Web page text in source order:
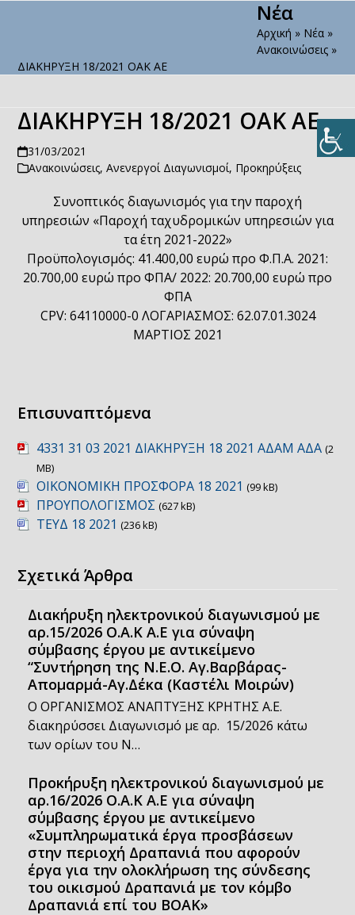
menu
menu
Νέα
Αρχική » Νέα»
Ανακοινώσεις»
ΔΙΑΚΗΡΥΞΗ 18/2021 ΟΑΚ ΑΕ
ΔΙΑΚΗΡΥΞΗ 18/2021 ΟΑΚ ΑΕ
31/03/2021
Ανακοινώσεις,Ανενεργοί Διαγωνισμοί, Προκηρύξεις
Συνοπτικός διαγωνισμός για την παροχή
υπηρεσιών «Παροχή ταχυδρομικών υπηρεσιών για
τα έτη 2021-2022»
Προϋπολογισμός: 41.400,00 ευρώ προ Φ.Π.Α. 2021:
20.700,00 ευρώ προ ΦΠΑ/ 2022: 20.700,00 ευρώ προ
ΦΠΑ
CPV: 64110000-0 ΛΟΓΑΡΙΑΣΜΟΣ: 62.07.01.3024
ΜΑΡΤΙΟΣ 2021
Επισυναπτόμενα
4331 31 03 2021 ΔΙΑΚΗΡΥΞΗ 18 2021 ΑΔΑΜ ΑΔΑ (2
MB)
ΟΙΚΟΝΟΜΙΚΗ ΠΡΟΣΦΟΡΑ 18 2021 (99 kB)
ΠΡΟΥΠΟΛΟΓΙΣΜΟΣ (627 kB)
ΤΕΥΔ 18 2021 (236 kB)
Σχετικά Άρθρα
Διακήρυξη ηλεκτρονικού διαγωνισμού με
αρ.15/2026 Ο.Α.Κ Α.Ε για σύναψη
σύμβασης έργου με αντικείμενο
“Συντήρηση της Ν.Ε.Ο. Αγ.Βαρβάρας-
Απομαρμά-Αγ.Δέκα (Καστέλι Μοιρών)
Ο ΟΡΓΑΝΙΣΜΟΣ ΑΝΑΠΤΥΞΗΣ ΚΡΗΤΗΣ Α.Ε.
διακηρύσσει Διαγωνισμό με αρ. 15/2026 κάτω
των ορίων του Ν…
Προκήρυξη ηλεκτρονικού διαγωνισμού με
αρ.16/2026 Ο.Α.Κ Α.Ε για σύναψη
σύμβασης έργου με αντικείμενο
«Συμπληρωματικά έργα προσβάσεων
στην περιοχή Δραπανιά που αφορούν
έργα για την ολοκλήρωση της σύνδεσης
του οικισμού Δραπανιά με τον κόμβο
Δραπανιά επί του ΒΟΑΚ»